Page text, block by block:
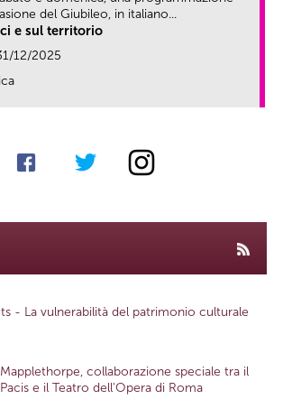
del Giubileo, in italiano...
e sul territorio
12/2025
- La vulnerabilità del patrimonio culturale
collaborazione speciale tra il
e il Teatro dell'Opera di Roma